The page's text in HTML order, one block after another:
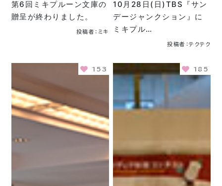
第6回ミキプルーン文庫の
贈呈が終わりました。
投稿者：ミキ
10月28日(日)TBS『サン
デージャンクション』に
ミキプル…
投稿者：テクテク
153 185